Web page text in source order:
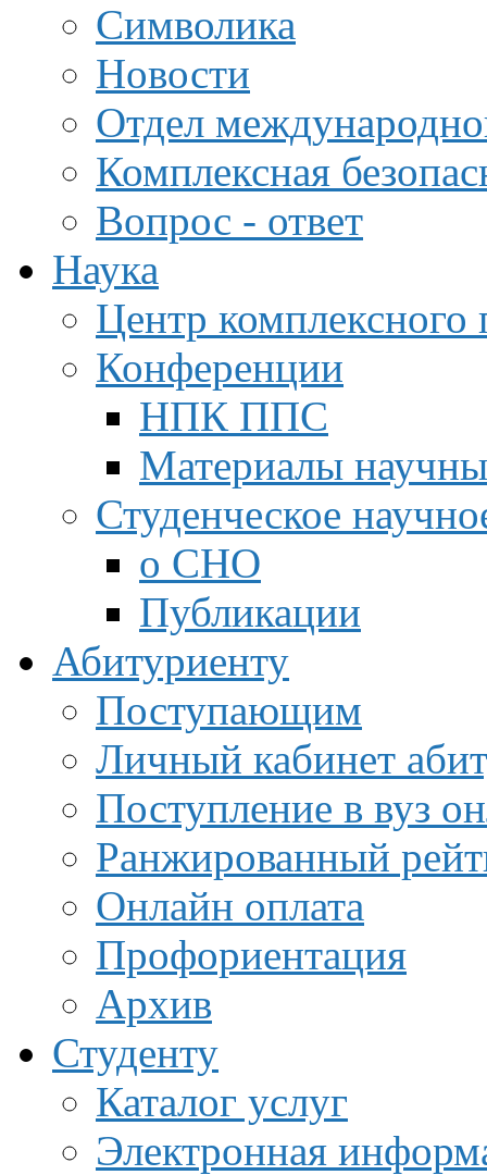
Символика
Новости
Отдел
Комплексная
Вопрос - ответ
Наука
Центр
Конференции
НПК ППС
Материалы
Студенческое
о СНО
Публикации
Абитуриенту
Поступающим
Личный кабинет
Поступление в вуз
Ранжированный
Онлайн оплата
Профориентация
Архив
Студенту
Каталог услуг
Электронная